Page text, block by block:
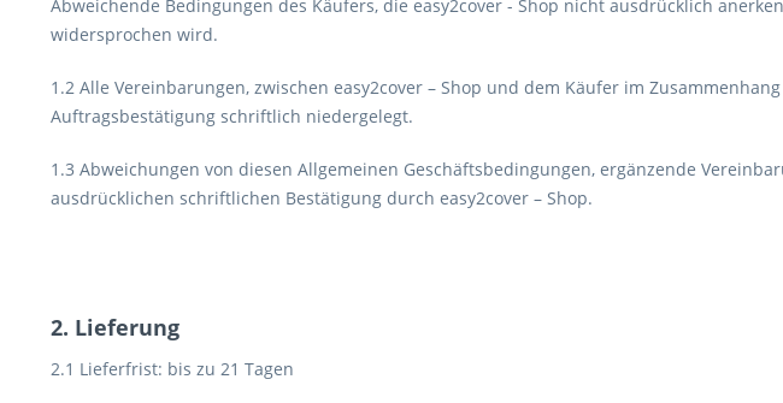
Abweichende Bedingungen des Käufers, die easy2cover - Shop nicht ausdrücklich
widersprochen wird.
1.2 Alle Vereinbarungen, zwischen easy2cover – Shop und dem Käufer im
Auftragsbestätigung schriftlich niedergelegt.
1.3 Abweichungen von diesen Allgemeinen Geschäftsbedingungen, ergänzende
ausdrücklichen schriftlichen Bestätigung durch easy2cover – Shop.
2. Lieferung
2.1 Lieferfrist: bis zu 21 Tagen